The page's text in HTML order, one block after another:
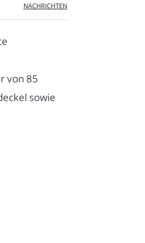
NACHRICHTEN
von 85
sowie